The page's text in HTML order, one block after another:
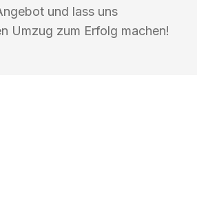
und lass uns
Umzug zum Erfolg machen!